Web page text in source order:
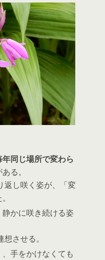
年同じ場所で変わら
る。
返し咲く姿が、「変
かに咲き続ける姿
想させる。
手をかけなくても